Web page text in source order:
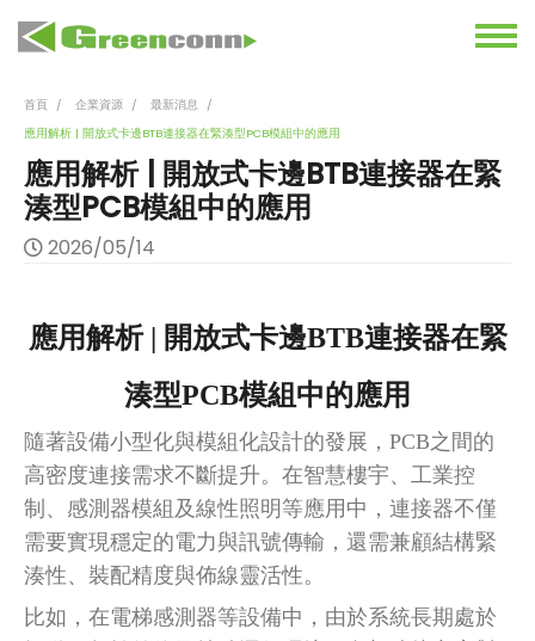
首頁 企業資源
最新消息
應用解析 | 開放式卡邊BTB連接器在緊湊型PCB模組中的應用
應用解析 | 開放式卡邊BTB連接器在緊
湊型PCB模組中的應用
2026/05/14
應用解析 開放式卡邊BTB連接器在緊
湊型PCB模組中的應用
隨著設備小型化與模組化設計的發展， PCB之間的
高密度連接需求不斷提升。在智慧樓宇、工業控
制、感測器模組及線性照明等應用中，連接器不僅
需要實現穩定的電力與訊號傳輸，還需兼顧結構緊
湊性、裝配精度與佈線靈活性。
比如，在電梯感測器等設備中， 由於系統長期處於